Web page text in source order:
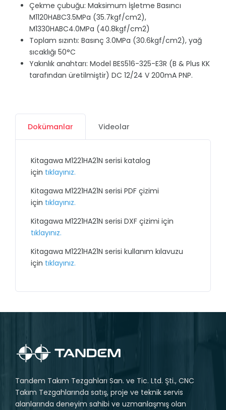
Çekme çubuğu: Maksimum İşletme Basıncı
M1120HABC3.5MPa (35.7kgf/cm2),
M1330HABC4.0MPa (40.8kgf/cm2)
Toplam sızıntı: Basınç 3.0MPa (30.6kgf/cm2), yağ
sıcaklığı 50°C
Yakınlık anahtarı: Model BES516-325-E3R (B & Plus KK
tarafından üretilmiştir) DC 12/24 V 200mA PNP.
Dokümanlar Videolar
Kitagawa M1221HA21N serisi katalog
için tıklayınız.
Kitagawa M1221HA21N serisi PDF çizimi
için tıklayınız.
Kitagawa M1221HA21N serisi DXF çizimi için
tıklayınız.
Kitagawa M1221HA21N serisi kullanım kılavuzu
için tıklayınız.
Tandem Takım Tezgahları San. ve Tic. Ltd. Şti., CNC
Takım Tezgahlarında satış, proje ve teknik servis
alanlarında deneyim sahibi ve uzmanlaşmış olan